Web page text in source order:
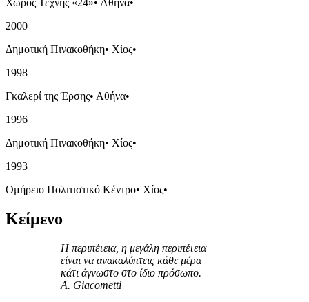
Χώρος Τέχνης «24»• Αθήνα•
2000
Δημοτική Πινακοθήκη• Χίος•
1998
Γκαλερί της Έρσης• Αθήνα•
1996
Δημοτική Πινακοθήκη• Χίος•
1993
Ομήρειο Πολιτιστικό Κέντρο• Χίος•
Κείμενο
Η περιπέτεια, η μεγάλη περιπέτεια
είναι να ανακαλύπτεις κάθε μέρα
κάτι άγνωστο στο ίδιο πρόσωπο.
A. Giacometti